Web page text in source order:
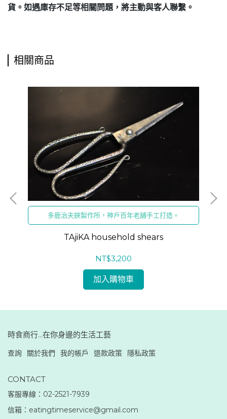
貨。如遇庫存不足等相關問題，將主動與客人聯繫。
相關商品
多鹿治夫鋏製作所，神戶百年老舖手工打造。
TAjiKA household shears
NT$3,200
加入購物車
時食商行...在你身邊的生活工藝
查詢 關於我們 我的帳戶 退款政策 隱私政策
CONTACT
客服專線：02-2521-7939
信箱：eatingtimeservice@gmail.com